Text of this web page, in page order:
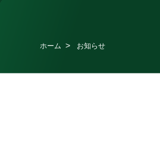
ホーム お知らせ